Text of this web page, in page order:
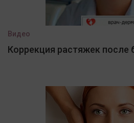
Видео
Коррекция растяжек после